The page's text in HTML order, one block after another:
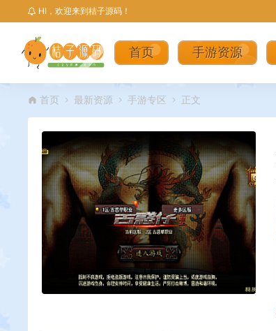
HI，欢迎来到桔子源码！
首页 手游资源
首页 最新资源 手游专区 正文